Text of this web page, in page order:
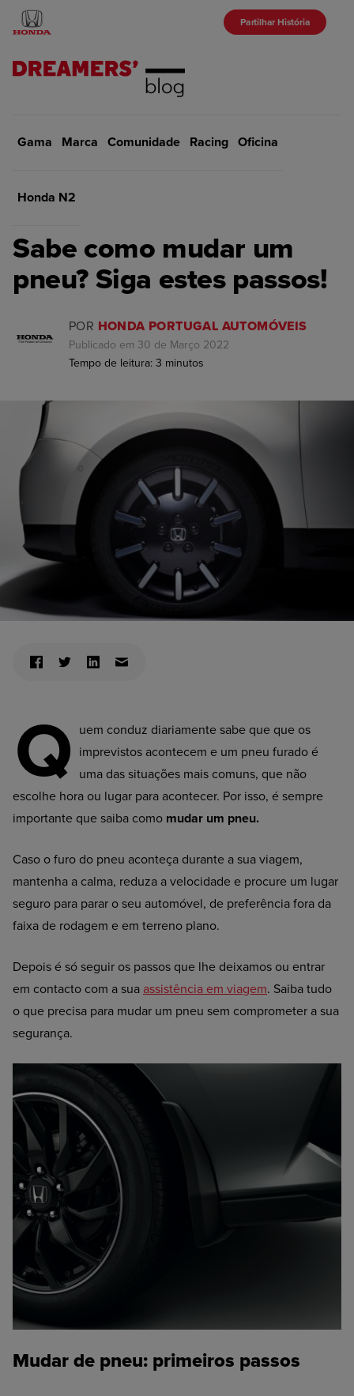
Partilhar História
Gama Marca Comunidade Racing Oficina
Honda N2
VOLTAR Início Oficina
OFICINA
Sabe como mudar um
pneu? Siga estes passos!
POR HONDA PORTUGAL AUTOMÓVEIS
Publicado em 30 de Março 2022
Tempo de leitura: 3 minutos
Q uem conduz diariamente sabe que que os
imprevistos acontecem e um pneu furado é
uma das situações mais comuns, que não
escolhe hora ou lugar para acontecer. Por isso, é sempre
importante que saiba como mudar um pneu.
Caso o furo do pneu aconteça durante a sua viagem,
mantenha a calma, reduza a velocidade e procure um lugar
seguro para parar o seu automóvel, de preferência fora da
faixa de rodagem e em terreno plano.
Depois é só seguir os passos que lhe deixamos ou entrar
em contacto com a sua assistência em viagem. Saiba tudo
o que precisa para mudar um pneu sem comprometer a sua
segurança.
Mudar de pneu: primeiros passos